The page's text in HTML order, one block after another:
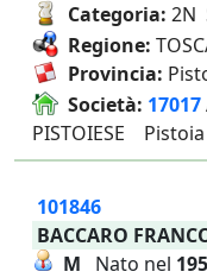
Categoria: 2N
Regione:
Provincia:
Società: 17017
PISTOIESE
101846
BACCARO
M Nato nel